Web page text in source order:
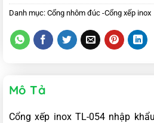
Danh mục: Cổng nhôm đúc -Cổng xếp inox
Mô Tả
Cổng xếp inox TL-054 nhập